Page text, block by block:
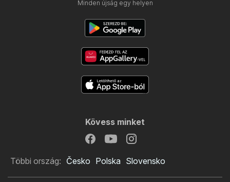
Minden újság egy helyen
Kövess minket
Többi ország: Česko Polska Slovensko